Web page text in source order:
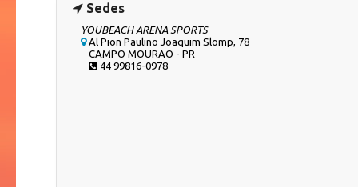
Sedes
YOUBEACH ARENA SPORTS
Al Pion Paulino Joaquim Slomp, 78
CAMPO MOURAO - PR
44 99816-0978